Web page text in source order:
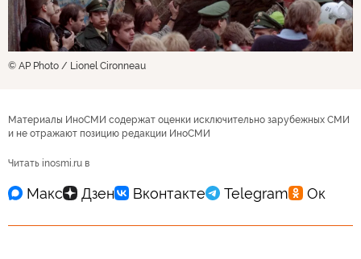
© AP Photo / Lionel Cironneau
Материалы ИноСМИ содержат оценки исключительно зарубежных СМИ
и не отражают позицию редакции ИноСМИ
Читать inosmi.ru в